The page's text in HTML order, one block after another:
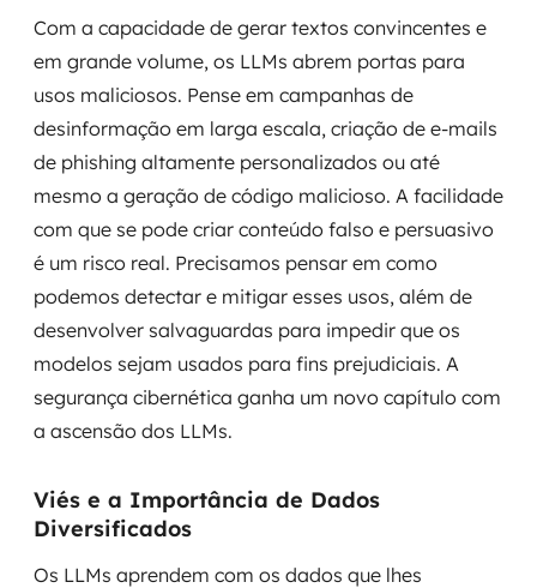
Com a capacidade de gerar textos convincentes e
em grande volume, os LLMs abrem portas para
usos maliciosos. Pense em campanhas de
desinformação em larga escala, criação de e-mails
de phishing altamente personalizados ou até
mesmo a geração de código malicioso. A facilidade
com que se pode criar conteúdo falso e persuasivo
é um risco real. Precisamos pensar em como
podemos detectar e mitigar esses usos, além de
desenvolver salvaguardas para impedir que os
modelos sejam usados para fins prejudiciais. A
segurança cibernética ganha um novo capítulo com
a ascensão dos LLMs.
Viés e a Importância de Dados
Diversificados
Os LLMs aprendem com os dados que lhes